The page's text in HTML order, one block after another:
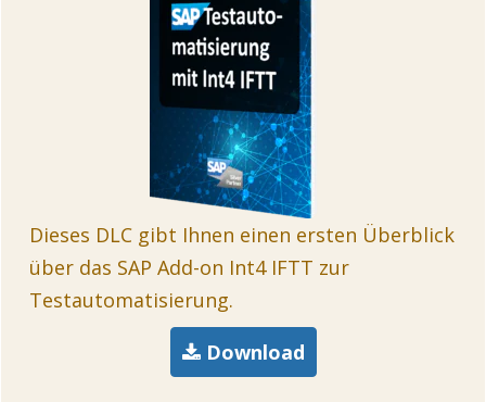
Dieses DLC gibt Ihnen einen ersten Überblick
über das SAP Add-on Int4 IFTT zur
Testautomatisierung.
Download